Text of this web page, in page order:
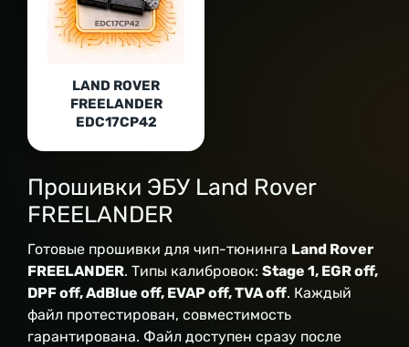
LAND ROVER
FREELANDER
EDC17CP42
Прошивки ЭБУ Land Rover
FREELANDER
Готовые прошивки для чип-тюнинга Land Rover
FREELANDER. Типы калибровок: Stage 1, EGR off,
DPF off, AdBlue off, EVAP off, TVA off. Каждый
файл протестирован, совместимость
гарантирована. Файл доступен сразу после